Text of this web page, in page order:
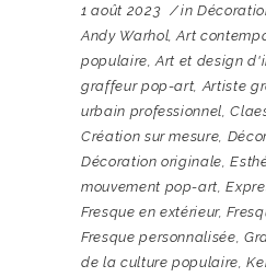
1 août 2023 in
Andy Warhol ,Art
populaire ,Art et design
graffeur pop-art Artiste
urbain professionnel ,
Création sur mesure
Décoration originale ,
mouvement pop-art ,
Fresque en extérieur,
Fresque personnalisée
de la culture populaire ,